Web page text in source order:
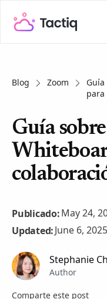
Blog Zoom
para
Guía
Publicado:May 24,
Updated:June 6, 2025
Stephanie
Author
Comparte este post